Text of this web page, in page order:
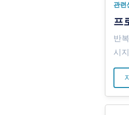
관련
프
반
시